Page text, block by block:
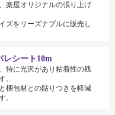
楽屋オリジナルの張り上げ
ズをリーズナブルに販売し
シート10m
特に光沢があり粘着性の残
。
梱包材との貼りつきを軽減
。